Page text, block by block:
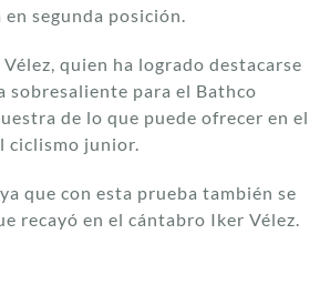
segunda posición.
quien ha logrado destacarse
sobresaliente para el Bathco
de lo que puede ofrecer en el
ciclismo junior.
que con esta prueba también se
recayó en el cántabro Iker Vélez.